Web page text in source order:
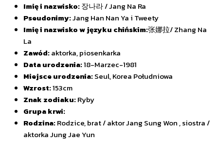
Imię i nazwisko:장나라 / Jang Na Ra
Pseudonimy:Jang Han Nan Ya i Tweety
Imię i nazwisko w języku chińskim:张娜拉/ Zhang Na
La
Zawód:aktorka, piosenkarka
Data urodzenia:18-Marzec-1981
Miejsce urodzenia:Seul, Korea Południowa
Wzrost:153cm
Znak zodiaku:Ryby
Grupa krwi:
Rodzina:Rodzice, brat / aktor Jang Sung Won , siostra /
aktorka Jung Jae Yun